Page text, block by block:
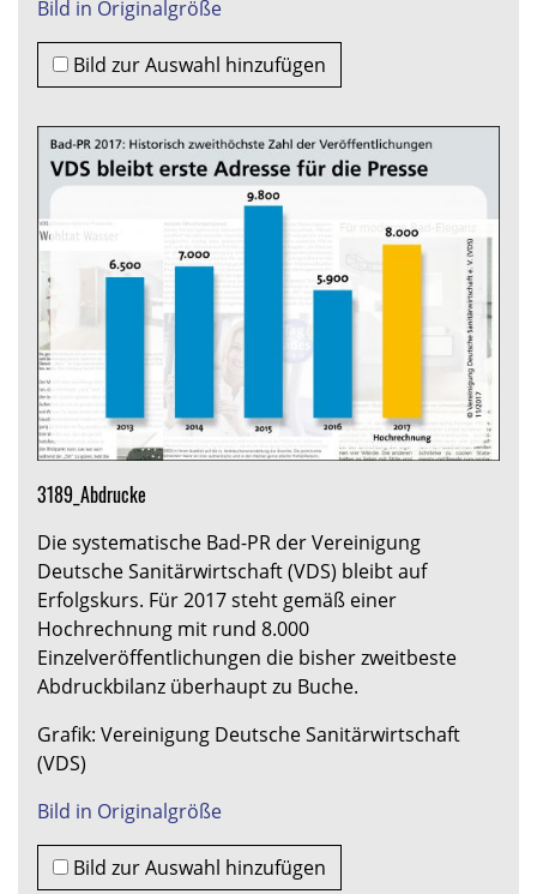
Bild in Originalgröße
Bild zur Auswahl hinzufügen
3189_Abdrucke
Die systematische Bad-PR der Vereinigung
Deutsche Sanitärwirtschaft (VDS) bleibt auf
Erfolgskurs. Für 2017 steht gemäß einer
Hochrechnung mit rund 8.000
Einzelveröffentlichungen die bisher zweitbeste
Abdruckbilanz überhaupt zu Buche.
Grafik: Vereinigung Deutsche Sanitärwirtschaft
(VDS)
Bild in Originalgröße
Bild zur Auswahl hinzufügen